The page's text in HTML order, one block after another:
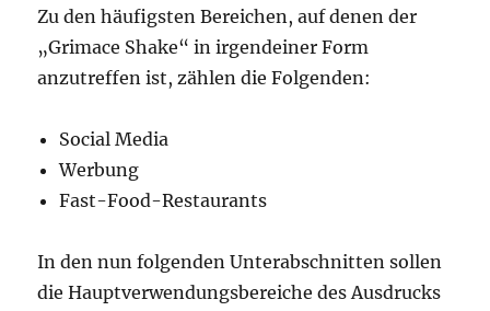
Zu den häufigsten Bereichen, auf denen der
„Grimace Shake“ in irgendeiner Form
anzutreffen ist, zählen die Folgenden:
Social Media
Werbung
Fast-Food-Restaurants
In den nun folgenden Unterabschnitten sollen
die Hauptverwendungsbereiche des Ausdrucks